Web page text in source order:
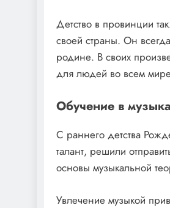
Детство в провинции
своей страны. Он
родине. В своих
для людей во всем
Обучение в
С раннего детства
талант, решили
основы музыкальной
Увлечение музыкой